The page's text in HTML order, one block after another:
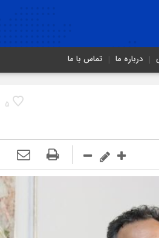
درباره ما تماس با ما
5